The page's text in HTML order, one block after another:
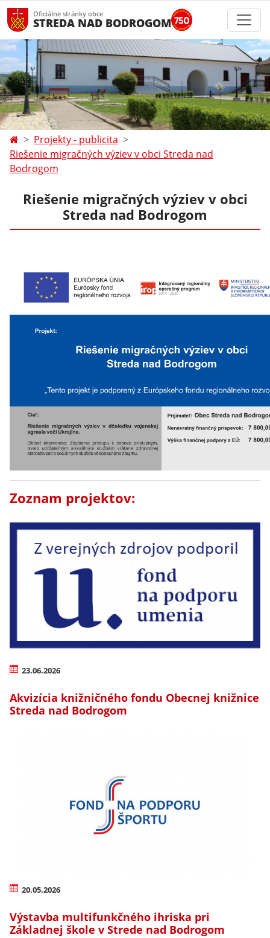
Oficiálne stránky obce
STREDA NAD BODROGOM
Projekty - publicita
Riešenie migračných výziev v obci Streda nad
Bodrogom
Riešenie migračných výziev v obci
Streda nad Bodrogom
Zoznam projektov:
23.06.2026
Akvizícia knižničného fondu Obecnej knižnice
Streda nad Bodrogom
20.05.2026
Výstavba multifunkčného ihriska pri
Základnej škole v Strede nad Bodrogom